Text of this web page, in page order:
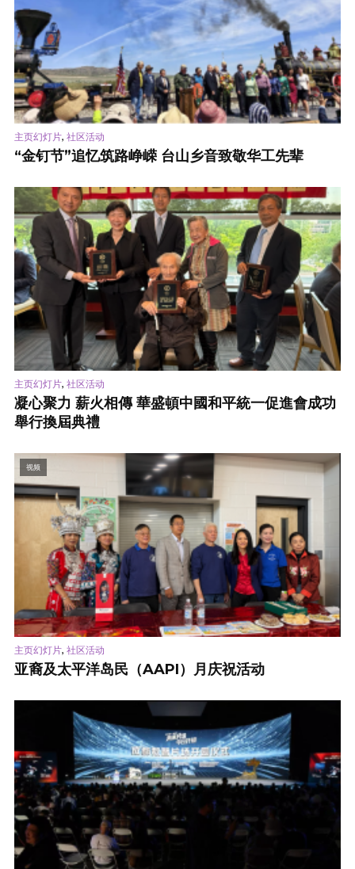
主页幻灯片, 社区活动
“金钉节”追忆筑路峥嵘 台山乡音致敬华工先辈
主页幻灯片, 社区活动
凝心聚力 薪火相傳 華盛頓中國和平統一促進會成功
舉行換屆典禮
视频
主页幻灯片, 社区活动
亚裔及太平洋岛民（AAPI）月庆祝活动